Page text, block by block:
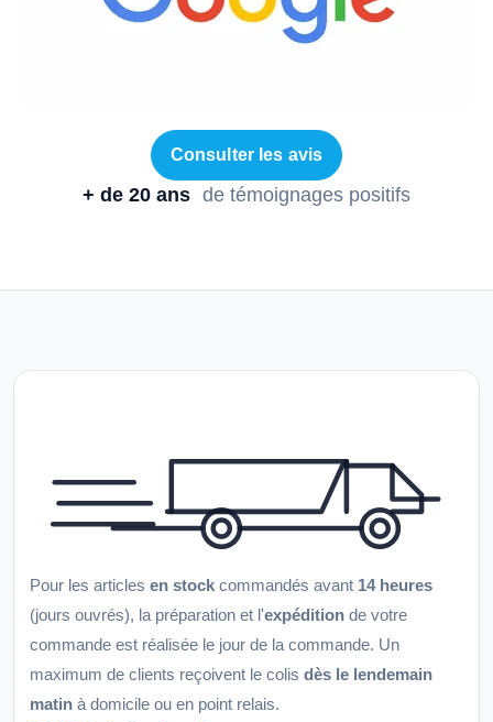
Consulter les avis
+ de 20 ans de témoignages positifs
Pour les articles en stock commandés avant 14 heures
(jours ouvrés), la préparation et l'expédition de votre
commande est réalisée le jour de la commande. Un
maximum de clients reçoivent le colis dès le lendemain
matin à domicile ou en point relais.